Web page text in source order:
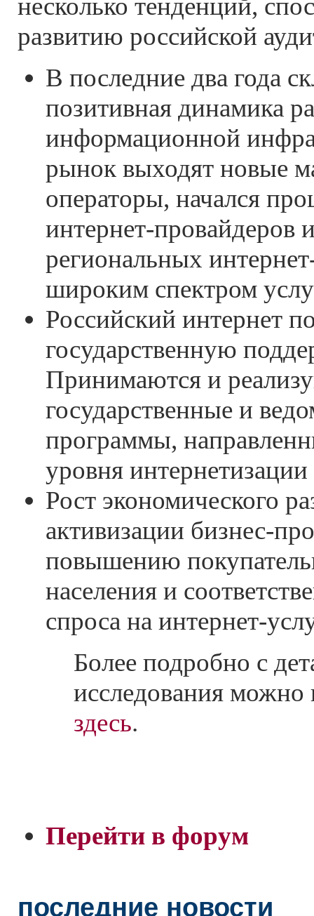
несколько тенденций,
развитию российской
В последние два года
позитивная динамика
информационной
рынок выходят новые
операторы, начался
интернет-провайдеров
региональных
широким спектром
Российский интернет
государственную
Принимаются и
государственные и
программы,
уровня
Рост экономического
активизации бизнес-
повышению
населения и
спроса на интернет-
Более подробно с
исследования можно
здесь.
Перейти в форум
последние новости